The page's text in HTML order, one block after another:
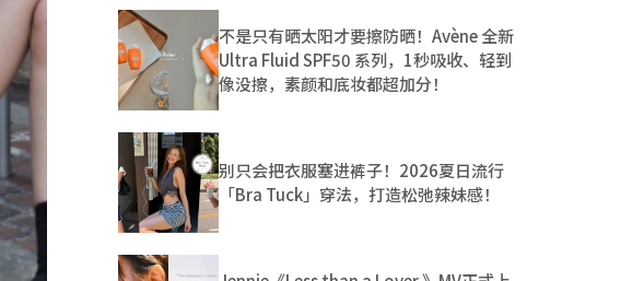
不是只有晒太阳才要擦防晒！Avène 全新
Ultra Fluid SPF50 系列，1秒吸收、轻到
像没擦，素颜和底妆都超加分！
别只会把衣服塞进裤子！2026夏日流行
「Bra Tuck」穿法，打造松弛辣妹感！